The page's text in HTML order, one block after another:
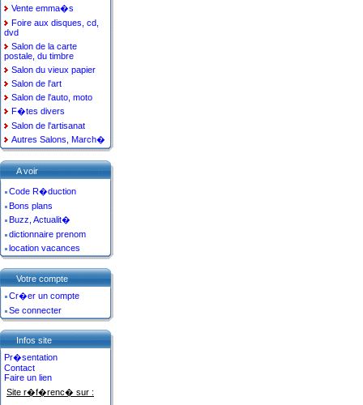
Vente emma�s
Foire aux disques, cd,
dvd
Salon de la carte
postale, du timbre
Salon du vieux papier
Salon de l'art
Salon de l'auto, moto
F�tes divers
Salon de l'artisanat
Autres Salons, March�
A voir
Code R�duction
Bons plans
Buzz, Actualit�
dictionnaire prenom
location vacances
Votre compte
Cr�er un compte
Se connecter
Infos site
Pr�sentation
Contact
Faire un lien
Site r�f�renc� sur :